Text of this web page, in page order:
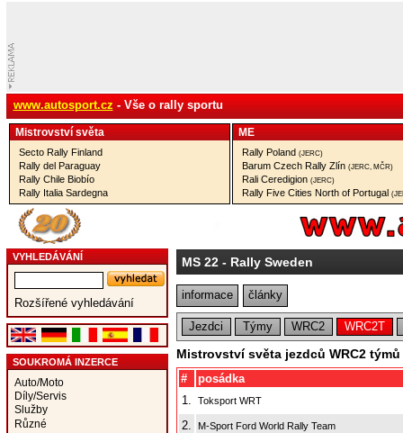
www.autosport.cz - Vše o rally sportu
Mistrovství­ světa
Secto Rally Finland
Rally del Paraguay
Rally Chile Biobío
Rally Italia Sardegna
ME
Rally Poland (JERC)
Barum Czech Rally Zlín (JERC, MČR)
Rali Ceredigion (JERC)
Rally Five Cities North of Portugal
VYHLEDÁVÁNÍ
Rozšířené vyhledávání
SOUKROMÁ INZERCE
Auto/Moto
Díly/Servis
Služby
Různé
MS 22- Rally Sweden
informace články
Jezdci Týmy WRC2 WRC2T
Mistrovství světa jezdců WRC2 týmů
#
posádka
1.
Toksport WRT
2. M-Sport Ford World Rally Team